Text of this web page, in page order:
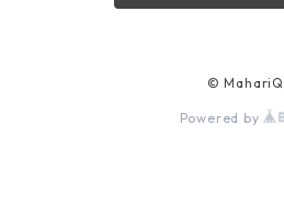
© MahariQ
Powered by